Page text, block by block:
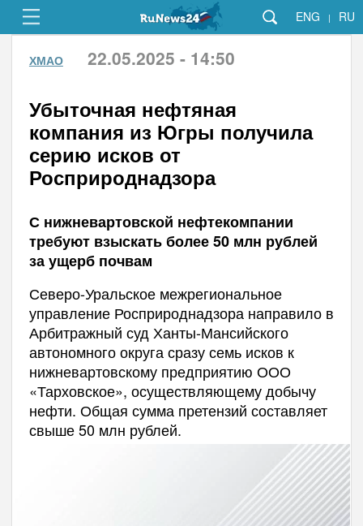
ENG | RU
ХМАО 22.05.2025 - 14:50
Убыточная нефтяная
компания из Югры получила
серию исков от
Росприроднадзора
С нижневартовской нефтекомпании
требуют взыскать более 50 млн рублей
за ущерб почвам
Северо-Уральское межрегиональное
управление Росприроднадзора направило в
Арбитражный суд Ханты-Мансийского
автономного округа сразу семь исков к
нижневартовскому предприятию ООО
«Тарховское», осуществляющему добычу
нефти. Общая сумма претензий составляет
свыше 50 млн рублей.